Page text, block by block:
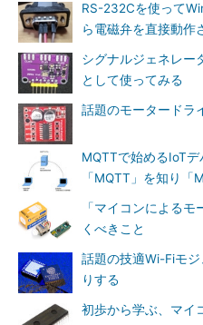
RS-232Cを使って
ら電磁弁を直接動作
シグナルジェネレー
として使ってみる
話題のモータードラ
MQTTで始めるIoTデ
「MQTT」を知り
「マイコンによる
くべきこと
話題の技適Wi-Fiモ
りする
初歩から学ぶ、マイ